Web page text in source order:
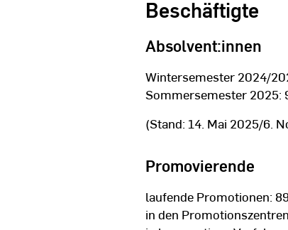
Beschäftigte
Absolvent:innen
Wintersemester 2024/
Sommersemester 2025:
(Stand: 14. Mai 2025/6.
Promovierende
laufende Promotionen:
in den